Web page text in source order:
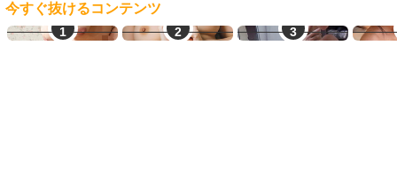
今すぐ抜けるコンテンツ
ご近所熟女 ママ活初心者 学生とヤレる 学